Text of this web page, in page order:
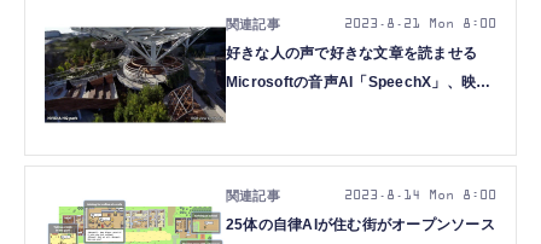
好きな人の声で好きな文章を読ませる
Microsoftの音声AI「SpeechX」、映像
要論文5本を解説（生成AIウィークリ
ー）
2023.8.21 Mon 8:00
25体の自律AIが住む街がオープンソース
2023.8.14 Mon 8:00